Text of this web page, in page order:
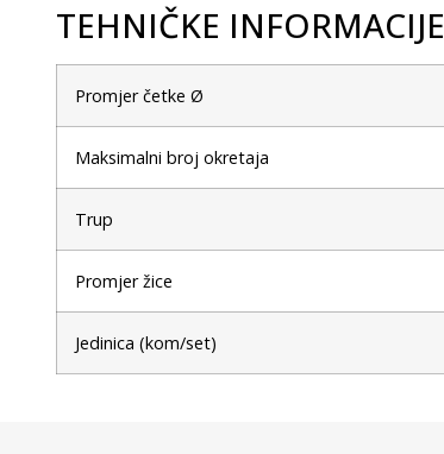
TEHNIČKE INFORMACIJE
Promjer četke Ø
Maksimalni broj okretaja
Trup
Promjer žice
Jedinica (kom/set)